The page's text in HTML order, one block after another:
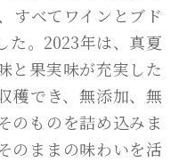
すべてワインとブド
た。2023年は、真夏
と果実味が充実した
穫でき、無添加、無
のものを詰め込みま
のままの味わいを活